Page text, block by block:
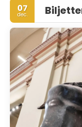
07
dec.